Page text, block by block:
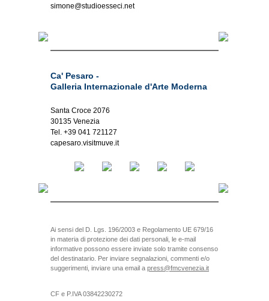
simone@studioesseci.net
Ca' Pesaro -
Galleria Internazionale d'Arte Moderna
Santa Croce 2076
30135 Venezia
Tel. +39 041 721127
capesaro.visitmuve.it
Ai sensi del D. Lgs. 196/2003 e Regolamento UE 679/16
in materia di protezione dei dati personali, le e-mail
informative possono essere inviate solo tramite consenso
del destinatario. Per inviare segnalazioni, commenti e/o
suggerimenti, inviare una email a press@fmcvenezia.it
CF e P.IVA 03842230272